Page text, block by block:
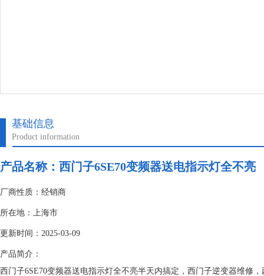
基础信息
Product information
产品名称： 西门子6SE70变频器送电指示灯全不亮
厂商性质：经销商
所在地：上海市
更新时间：2025-03-09
产品简介：
西门子6SE70变频器送电指示灯全不亮半天内搞定，西门子逆变器维修